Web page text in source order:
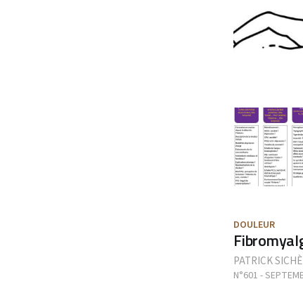
DOULEUR
PATRICK
N°601 -